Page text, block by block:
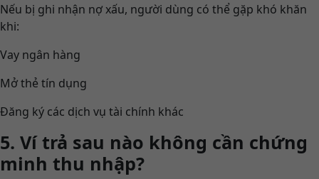
Nếu bị ghi nhận nợ xấu, người dùng có thể gặp khó khăn
khi:
Vay ngân hàng
Mở thẻ tín dụng
Đăng ký các dịch vụ tài chính khác
5. Ví trả sau nào không cần chứng
minh thu nhập?